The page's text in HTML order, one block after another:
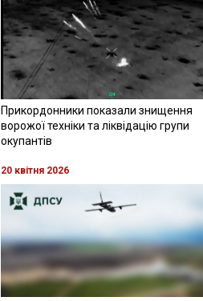
Прикордонники показали знищення
ворожої техніки та ліквідацію групи
окупантів
20 квітня 2026